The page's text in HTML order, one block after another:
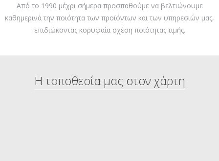
Από το 1990 μέχρι σήμερα προσπαθούμε να βελτιώνουμε
καθημερινά την ποιότητα των προϊόντων και των υπηρεσιών μας,
επιδιώκοντας κορυφαία σχέση ποιότητας τιμής.
Η τοποθεσία μας στον χάρτη